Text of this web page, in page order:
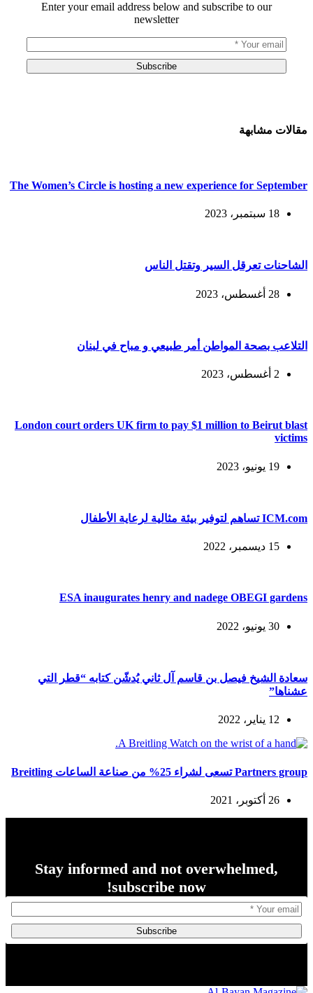
Enter your email address below and subscribe to our
newsletter
Subscribe
مقالات مشابهة
The Women’s Circle is hosting a new experience for September
18 سبتمبر، 2023
الشاحنات تعرقل السير وتقتل الناس
28 أغسطس، 2023
التلاعب بصحة المواطن أمر طبيعي و مباح في لبنان
2 أغسطس، 2023
London court orders UK firm to pay $1 million to Beirut blast
victims
19 يونيو، 2023
ICM.com تساهم لتوفير بيئة مثالية لرعاية الأطفال
15 ديسمبر، 2022
ESA inaugurates henry and nadege OBEGI gardens
30 يونيو، 2022
سعادة الشيخ فيصل بن قاسم آل ثاني يُدشّن كتابه “قطر التي
عشناها”
12 يناير، 2022
Partners group تسعى لشراء 25% من صناعة الساعات Breitling
26 أكتوبر، 2021
Stay informed and not overwhelmed,
subscribe now!
Subscribe